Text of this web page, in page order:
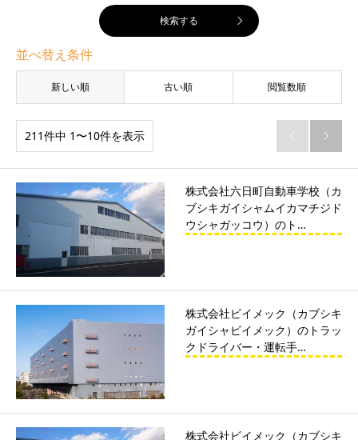
並べ替え条件
新しい順 古い順 閲覧数順
211件中 1〜10件を表示  
株式会社六日町自動車学校（カ
ブシキガイシャムイカマチジド
ウシャガッコウ）のト…
株式会社ビイメック（カブシキ
ガイシャビイメック）のトラッ
クドライバー・運転手…
株式会社ビイメック（カブシキ